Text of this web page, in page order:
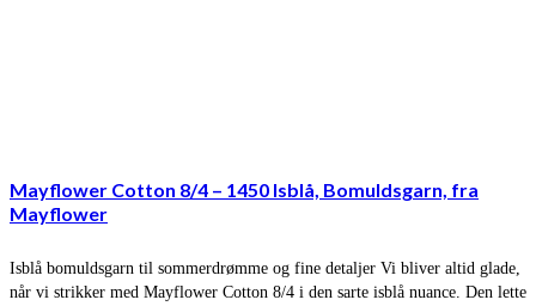
Mayflower Cotton 8/4 – 1450 Isblå, Bomuldsgarn, fra
Mayflower
Isblå bomuldsgarn til sommerdrømme og fine detaljer Vi bliver altid glade,
når vi strikker med Mayflower Cotton 8/4 i den sarte isblå nuance. Den lette